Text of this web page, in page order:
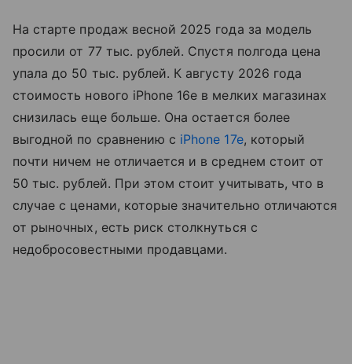
На старте продаж весной 2025 года за модель
просили от 77 тыс. рублей. Спустя полгода цена
упала до 50 тыс. рублей. К августу 2026 года
стоимость нового iPhone 16e в мелких магазинах
снизилась еще больше. Она остается более
выгодной по сравнению с iPhone 17e, который
почти ничем не отличается и в среднем стоит от
50 тыс. рублей. При этом стоит учитывать, что в
случае с ценами, которые значительно отличаются
от рыночных, есть риск столкнуться с
недобросовестными продавцами.